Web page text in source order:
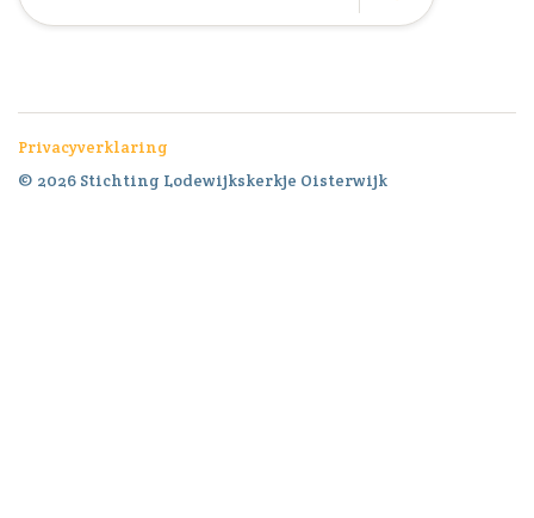
Privacyverklaring
© 2026 Stichting Lodewijkskerkje Oisterwijk